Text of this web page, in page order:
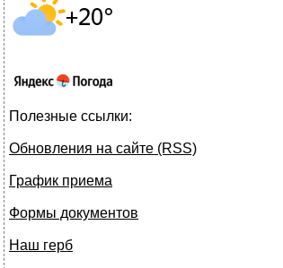
Полезные ссылки:
Обновления на сайте (RSS)
График приема
Формы документов
Наш герб